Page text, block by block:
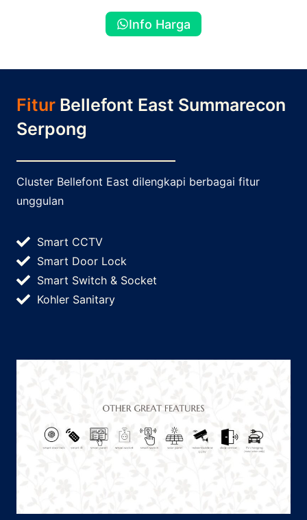
Info Harga
Fitur Bellefont East Summarecon
Serpong
Cluster Bellefont East dilengkapi berbagai fitur
unggulan
Smart CCTV
Smart Door Lock
Smart Switch & Socket
Kohler Sanitary